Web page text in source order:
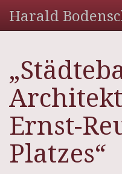
Harald
Ernst-
Platzes“